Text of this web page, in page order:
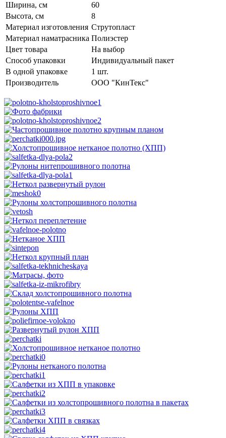
Ширина, см
60
Высота, см
8
Материал изготовления Струтопласт
Материал наматрасника Полиэстер
Цвет товара
На выбор
Способ упаковки
Индивидуальный пакет
В одной упаковке
1 шт.
Производитель
ООО "КинТекс"